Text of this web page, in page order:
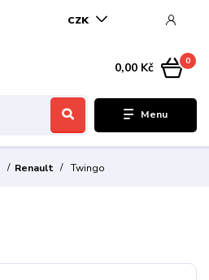
Menu
CZK
0
0,00 Kč
Renault Twingo